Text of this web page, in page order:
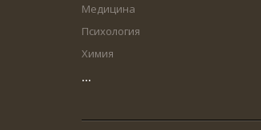
Медицина
Психология
Химия
...